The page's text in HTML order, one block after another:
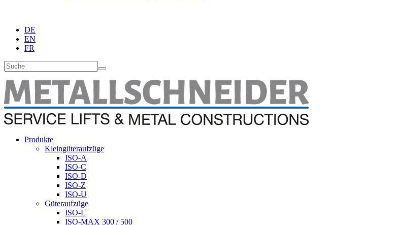
DE
EN
FR
Produkte
Kleingüteraufzüge
ISO-A
ISO-C
ISO-D
ISO-Z
ISO-U
Güteraufzüge
ISO-L
ISO-MAX 300 / 500